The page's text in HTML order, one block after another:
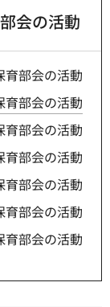
会の活動
育部会の活動
育部会の活動
育部会の活動
育部会の活動
育部会の活動
育部会の活動
育部会の活動